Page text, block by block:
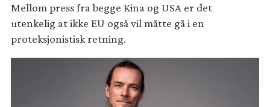
Mellom press fra begge Kina og USA er det
utenkelig at ikke EU også vil måtte gå i en
proteksjonistisk retning.